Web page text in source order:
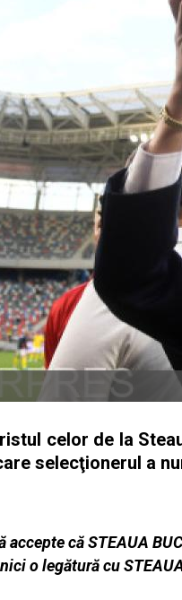
celor de la
selecţionerul a
accepte că STEAUA
o legătură cu